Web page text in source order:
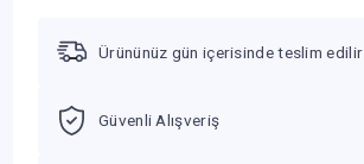
Ürününüz gün içerisinde teslim edilir
Güvenli Alışveriş